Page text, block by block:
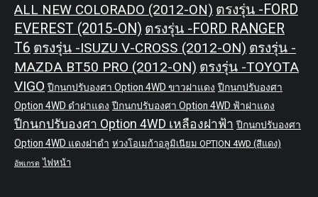
ALL NEW COLORADO (2012-ON) ตรงรุ่น -FORD
EVEREST (2015-ON) ตรงรุ่น -FORD RANGER
T6 ตรงรุ่น -ISUZU V-CROSS (2012-ON) ตรงรุ่น -
MAZDA BT50 PRO (2012-ON) ตรงรุ่น -TOYOTA
VIGO ปีกนกปรับองศา Option 4WD ขาวฝาแดง ปีกนกปรับองศา
Option 4WD ดำฝาแดง ปีกนกปรับองศา Option 4WD ฟ้าฝาแดง
ปีกนกปรับองศา Option 4WD เหลืองฝาฟ้า ปีกนกปรับองศา
Option 4WD แดงฝาดำ ห่วงโอเมก้าอลูมิเนียม OPTION 4WD (สีแดง)
อัพเกรด ไฟหน้า